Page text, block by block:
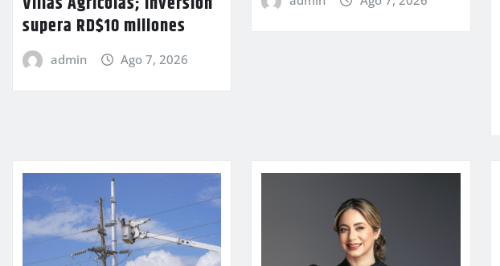
supera RD$10 millones
admin Ago 7, 2026